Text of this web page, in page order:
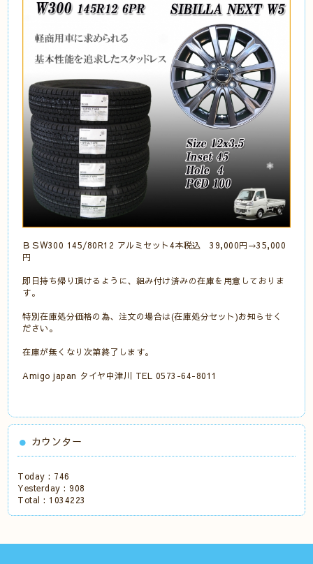
ＢＳW300 145/80R12 アルミセット4本税込 39,000円→35,000
円
即日持ち帰り頂けるように、組み付け済みの在庫を用意しておりま
す。
特別在庫処分価格の為、注文の場合は(在庫処分セット)お知らせく
ださい。
在庫が無くなり次第終了します。
Amigo japan タイヤ中津川 TEL 0573-64-8011
カウンター
Today : 746
Yesterday :908
Total : 1034223